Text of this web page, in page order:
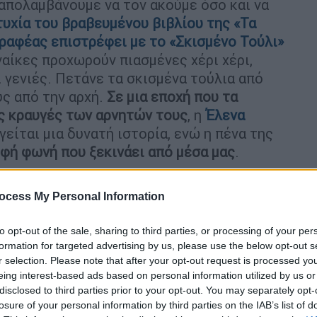
My Personal Information
opt-out of the sale, sharing to third parties, or processing of your
for targeted advertising by us, please use the below opt-out
selection. Please note that after your opt-out request is processed
interest-based ads based on personal information utilized by us
to third parties prior to your opt-out. You may separately
of your personal information by third parties on the IAB’s list of
να τον ακούμε όσο και να
του βραβευμένου βιβλίου της «Τα
επιστρέφει με το «Σκισμένο Τούλι»
προχωρούν πιασμένες χέρι χέρι,
γενιές. Πετάνε τα σκισμένα τούλια από
από την αρχή. Σε μια εποχή που τα
κραυγές των αρνητών τους, η Έλενα
μια δυνατή ιστορία, ενώ η πένα της
φωνή που ξεκινάει από μέσα μας.
μυθιστορήματα
πράγματα, χωρίς όμως οι δύο ιστορίες να
Τάπερ της Αλίκης”, που ξεκινάει τη
που εκτυλίσσεται στα χρόνια της
όπως είναιη κακοποίηση, ο βιασμός
βιβλία υπάρχει η καχυποψία που
"Τάπερ της Αλίκης” είναι δύο αγόρια
Τούλι” είναι δύο γυναίκες που